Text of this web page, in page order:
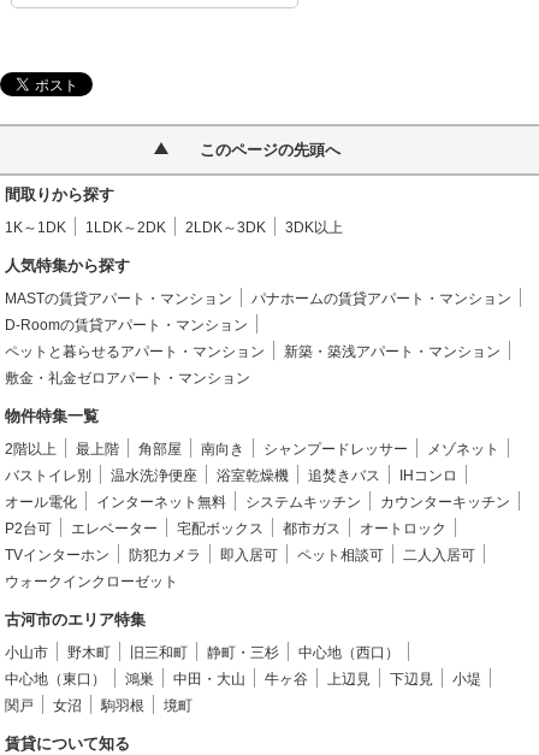
このページの先頭へ
間取りから探す
1K～1DK 1LDK～2DK 2LDK～3DK 3DK以上
人気特集から探す
MASTの賃貸アパート・マンション
パナホームの賃貸アパート・マンション
D-Roomの賃貸アパート・マンション
ペットと暮らせるアパート・マンション
新築・築浅アパート・マンション
敷金・礼金ゼロアパート・マンション
物件特集一覧
2階以上 最上階 角部屋 南向き シャンプードレッサー
メゾネット
バストイレ別
温水洗浄便座 浴室乾燥機 追焚きバス
IHコンロ
オール電化
インターネット無料 システムキッチン
カウンターキッチン
P2台可
エレベーター 宅配ボックス 都市ガス
オートロック
TVインターホン
防犯カメラ 即入居可 ペット相談可
二人入居可
ウォークインクローゼット
古河市のエリア特集
小山市 野木町 旧三和町 静町・三杉
中心地（西口）
中心地（東口）
鴻巣 中田・大山 牛ヶ谷 上辺見 下辺見
小堤
関戸
女沼 駒羽根 境町
賃貸について知る